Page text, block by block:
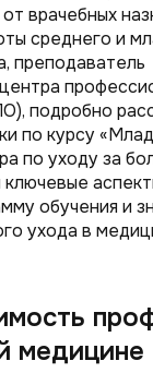
врачебных
среднего и
преподаватель
подробно
по курсу
по уходу за
обучения и
ухода в
медицине